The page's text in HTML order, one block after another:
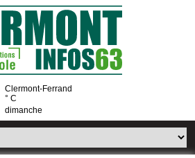
Clermont-Ferrand
° C
dimanche